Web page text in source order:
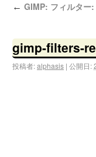
← GIMP: フィルタ
gimp-filters-
投稿者:alphasis | 公開日: